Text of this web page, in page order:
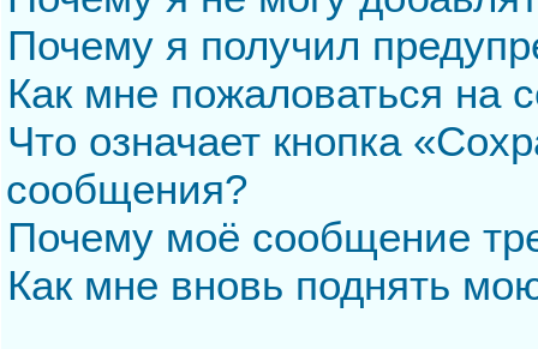
Почему я получил
Как мне пожаловаться на
Что означает кнопка
сообщения?
Почему моё сообщение
Как мне вновь поднять